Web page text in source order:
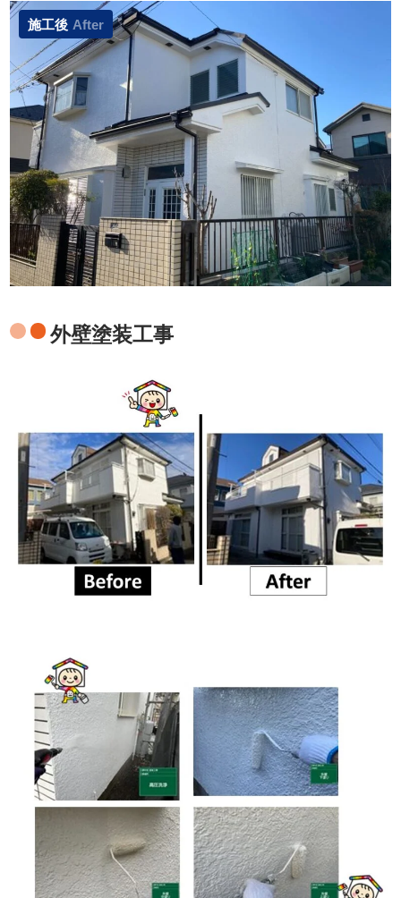
施工後 After
外壁塗装工事